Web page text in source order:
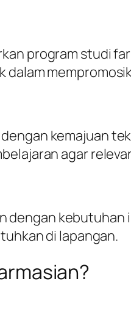
program studi
dalam
kemajuan
agar
dengan
di lapangan.